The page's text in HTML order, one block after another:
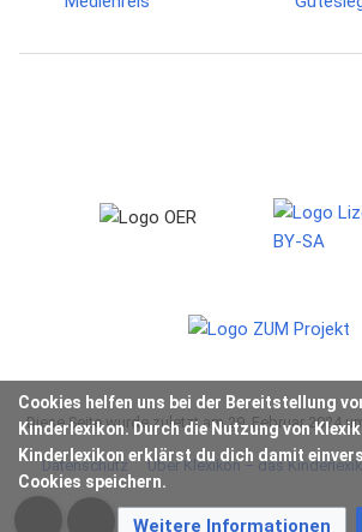
Cookies helfen uns bei der Bereitstellung
Kinderlexikon. Durch die Nutzung von
Kinderlexikon erklärst du dich damit
Cookies speichern.
Weitere Informationen
Diese Seite wurde zuletzt am 29. Februar 2024
Datenschutz Über Klexikon – das